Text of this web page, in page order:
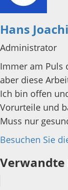
Hans
Administrator
Immer am Puls
aber diese
Ich bin offen
Vorurteile und
Muss nur
Besuchen Sie
Verwandte